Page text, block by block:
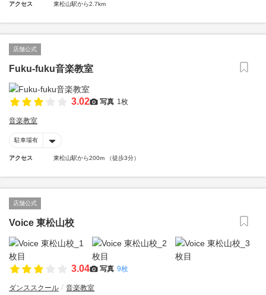
アクセス 東松山駅から2.7km
店舗公式
Fuku-fuku音楽教室
3.02 写真 1枚
音楽教室
駐車場有
アクセス 東松山駅から200m （徒歩3分）
店舗公式
Voice 東松山校
3.04 写真 9枚
ダンススクール 音楽教室